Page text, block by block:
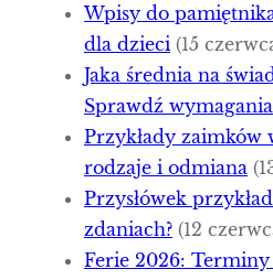
Wpisy do
dla dzieci (15
Jaka średnia na
Sprawdź wymagania
Przykłady
rodzaje i odmiana
Przysłówek
zdaniach? (12
Ferie 2026: